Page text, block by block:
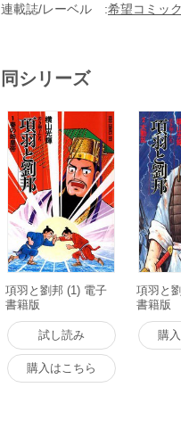
連載誌/レーベル 希望コミッ
同シリーズ
項羽と劉邦 (1) 電子
書籍版
試し読み
購入はこちら
項羽と
書籍版
購